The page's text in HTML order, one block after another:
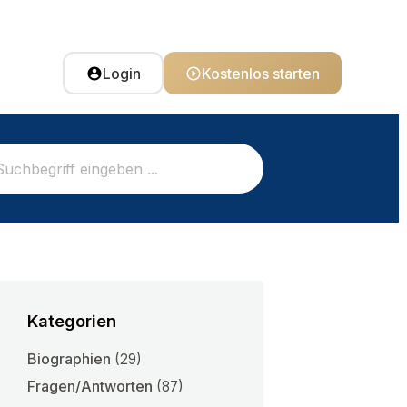
Login Kostenlos starten
Kategorien
Biographien (29)
Fragen/Antworten (87)